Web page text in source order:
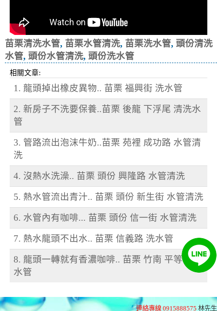
苗栗清洗水管, 苗栗水管清洗, 苗栗洗水管, 頭份清洗
水管, 頭份水管清洗, 頭份洗水管
相關文章:
1. 龍頭掉出橡皮異物.. 苗栗 福興街 洗水管
2. 新房子不洗要保養..苗栗 後龍 下浮尾 清洗水
管
3. 管路流出泡沫牛奶..苗栗 苑裡 成功路 水管清
洗
4. 沒熱水洗澡.. 苗栗 頭份 興隆路 水管清洗
5. 熱水管流出青汁.. 苗栗 頭份 新生街 水管清洗
6. 水管內有咖啡... 苗栗 頭份 信一街 水管清洗
7. 熱水龍頭不出水.. 苗栗 信義路 洗水管
8. 龍頭一轉就有香濃咖啡.. 苗栗 竹南 平等街 洗
水管
連絡專線 0915888575 林先生